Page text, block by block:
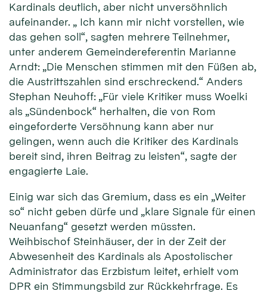
Kardinals deutlich, aber nicht unversöhnlich
aufeinander. „ Ich kann mir nicht vorstellen, wie
das gehen soll“, sagten mehrere Teilnehmer,
unter anderem Gemeindereferentin Marianne
Arndt: „Die Menschen stimmen mit den Füßen ab,
die Austrittszahlen sind erschreckend.“ Anders
Stephan Neuhoff: „Für viele Kritiker muss Woelki
als „Sündenbock“ herhalten, die von Rom
eingeforderte Versöhnung kann aber nur
gelingen, wenn auch die Kritiker des Kardinals
bereit sind, ihren Beitrag zu leisten“, sagte der
engagierte Laie.
Einig war sich das Gremium, dass es ein „Weiter
so“ nicht geben dürfe und „klare Signale für einen
Neuanfang“ gesetzt werden müssten.
Weihbischof Steinhäuser, der in der Zeit der
Abwesenheit des Kardinals als Apostolischer
Administrator das Erzbistum leitet, erhielt vom
DPR ein Stimmungsbild zur Rückkehrfrage. Es